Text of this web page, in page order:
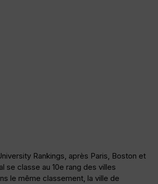
Rankings, après Paris, Boston et
se classe au 10e rang des villes
le même classement, la ville de